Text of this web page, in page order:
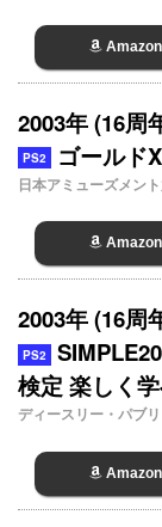
2003年 (16周
PS2 ゴールドX
日本アミューズメン
2003年 (16周
PS2
検定 楽しく
ディースリー・パブ